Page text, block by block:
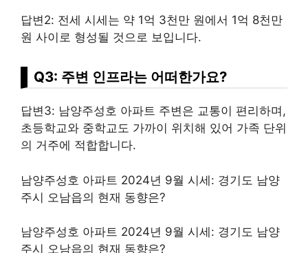
답변2: 전세 시세는 약 1억 3천만 원에서 1억 8천만
원 사이로 형성될 것으로 보입니다.
Q3: 주변 인프라는 어떠한가요?
답변3: 남양주성호 아파트 주변은 교통이 편리하며,
초등학교와 중학교도 가까이 위치해 있어 가족 단위
의 거주에 적합합니다.
남양주성호 아파트 2024년 9월 시세: 경기도 남양
주시 오남읍의 현재 동향은?
남양주성호 아파트 2024년 9월 시세: 경기도 남양
주시 오남읍의 현재 동향은?